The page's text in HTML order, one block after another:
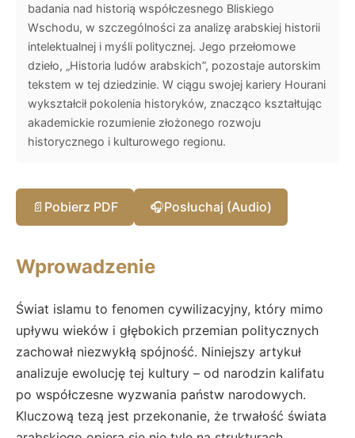
badania nad historią współczesnego Bliskiego
Wschodu, w szczególności za analizę arabskiej historii
intelektualnej i myśli politycznej. Jego przełomowe
dzieło, „Historia ludów arabskich”, pozostaje autorskim
tekstem w tej dziedzinie. W ciągu swojej kariery Hourani
wykształcił pokolenia historyków, znacząco kształtując
akademickie rozumienie złożonego rozwoju
historycznego i kulturowego regionu.
📄 Pobierz PDF 🎧Posłuchaj (Audio)
Wprowadzenie
Świat islamu to fenomen cywilizacyjny, który mimo
upływu wieków i głębokich przemian politycznych
zachował niezwykłą spójność. Niniejszy artykuł
analizuje ewolucję tej kultury – od narodzin kalifatu
po współczesne wyzwania państw narodowych.
Kluczową tezą jest przekonanie, że trwałość świata